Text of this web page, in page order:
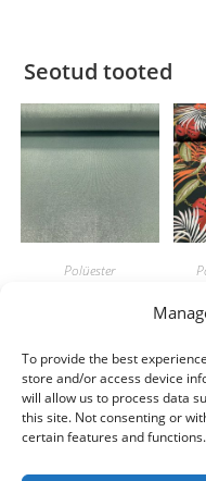
To provide the best
store and/or access device
will allow us to process data
this site. Not consenting or
certain features and functions.
Seotud tooted
Polüester
7.80€ /m
Lisa korvi